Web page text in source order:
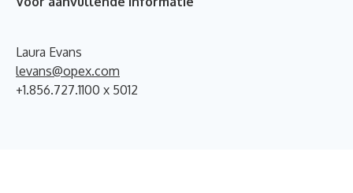
Laura Evans
levans@opex.com
+1.856.727.1100 x 5012